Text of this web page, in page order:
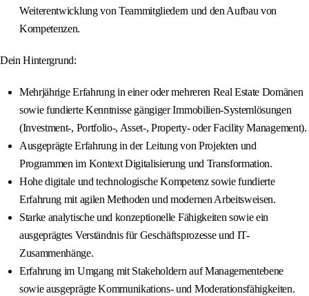
Weiterentwicklung von Teammitgliedern und den Aufbau von
Kompetenzen.
Dein Hintergrund:
Mehrjährige Erfahrung in einer oder mehreren Real Estate Domänen
sowie fundierte Kenntnisse gängiger Immobilien-Systemlösungen
(Investment-, Portfolio-, Asset-, Property- oder Facility Management).
Ausgeprägte Erfahrung in der Leitung von Projekten und
Programmen im Kontext Digitalisierung und Transformation.
Hohe digitale und technologische Kompetenz sowie fundierte
Erfahrung mit agilen Methoden und modernen Arbeitsweisen.
Starke analytische und konzeptionelle Fähigkeiten sowie ein
ausgeprägtes Verständnis für Geschäftsprozesse und IT-
Zusammenhänge.
Erfahrung im Umgang mit Stakeholdern auf Managementebene
sowie ausgeprägte Kommunikations- und Moderationsfähigkeiten.